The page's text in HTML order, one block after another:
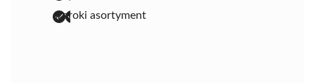
szeroki asortyment